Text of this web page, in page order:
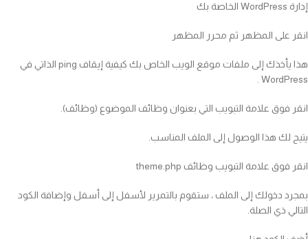
إدارة WordPress الخاصة بك
انقر على المظهر ثم محرر المظهر
هذا يأخذك إلى ملفات موقع الويب الخاص بك كيفية إيقاف ping الذاتي في
WordPress .
انقر فوق علامة التبويب التي بعنوان وظائف الموضوع (وظائف).
يتيح لك هذا الوصول إلى الملف المناسب.
انقر فوق علامة التبويب وظائف theme.php
بمجرد دخولك إلى الملف ، ستقوم بالتمرير لأسفل إلى أسفل وإضافة الكود
التالي ذي الصلة.